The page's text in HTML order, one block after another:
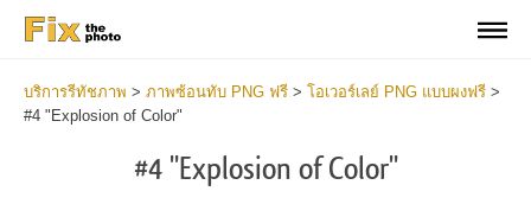
บริการรีทัชภาพ > ภาพซ้อนทับ PNG ฟรี > โอเวอร์เลย์ PNG แบบผงฟรี >
#4 "Explosion of Color"
#4 "Explosion of Color"